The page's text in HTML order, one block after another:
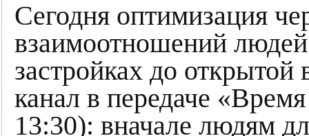
Сегодня оптимизация
взаимоотношений
застройках до
канал в передаче
13:30): вначале людям